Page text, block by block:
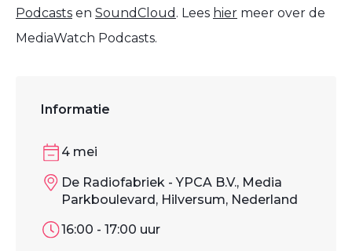
Podcasts en SoundCloud . Lees hier meer over de
MediaWatch Podcasts.
Informatie
4 mei
De Radiofabriek - YPCA B.V., Media
Parkboulevard, Hilversum, Nederland
16:00 - 17:00 uur